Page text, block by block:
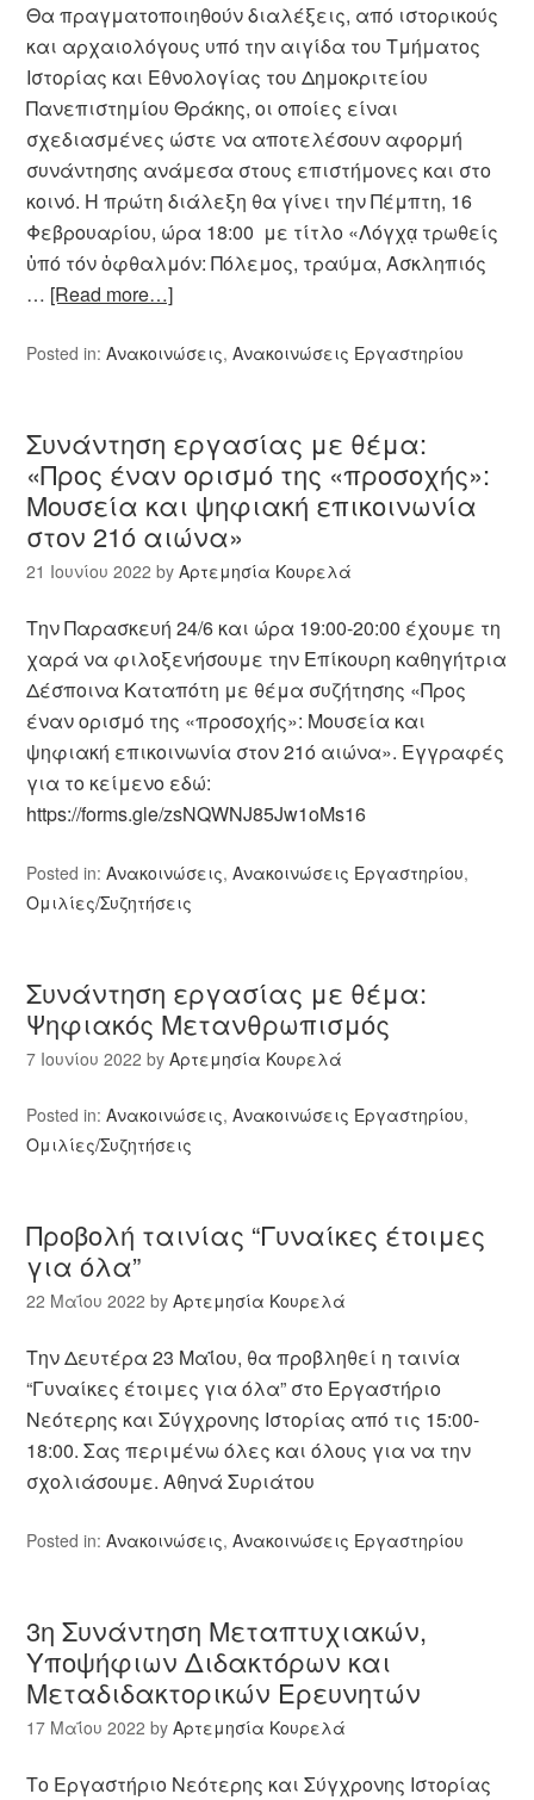
Θα πραγματοποιηθούν διαλέξεις, από ιστορικούς
και αρχαιολόγους υπό την αιγίδα του Τμήματος
Ιστορίας και Εθνολογίας του Δημοκριτείου
Πανεπιστημίου Θράκης, οι οποίες είναι
σχεδιασμένες ώστε να αποτελέσουν αφορμή
συνάντησης ανάμεσα στους επιστήμονες και στο
κοινό. Η πρώτη διάλεξη θα γίνει την Πέμπτη, 16
Φεβρουαρίου, ώρα 18:00 με τίτλο «Λόγχᾳ τρωθείς
ὑπό τόν ὀφθαλμόν: Πόλεμος, τραύμα, Ασκληπιός
… [Read more…]
Posted in:Ανακοινώσεις,Ανακοινώσεις Εργαστηρίου
Συνάντηση εργασίας με θέμα:
«Προς έναν ορισμό της «προσοχής»:
Μουσεία και ψηφιακή επικοινωνία
στον 21ό αιώνα»
21 Ιουνίου 2022 byΑρτεμησία Κουρελά
Την Παρασκευή 24/6 και ώρα 19:00-20:00 έχουμε τη
χαρά να φιλοξενήσουμε την Επίκουρη καθηγήτρια
Δέσποινα Καταπότη με θέμα συζήτησης «Προς
έναν ορισμό της «προσοχής»: Μουσεία και
ψηφιακή επικοινωνία στον 21ό αιώνα». Εγγραφές
για το κείμενο εδώ:
https://forms.gle/zsNQWNJ85Jw1oMs16
Posted in:Ανακοινώσεις,Ανακοινώσεις Εργαστηρίου,
Ομιλίες/Συζητήσεις
Συνάντηση εργασίας με θέμα:
Ψηφιακός Μετανθρωπισμός
7 Ιουνίου 2022 byΑρτεμησία Κουρελά
Posted in:Ανακοινώσεις,Ανακοινώσεις Εργαστηρίου,
Ομιλίες/Συζητήσεις
Προβολή ταινίας “Γυναίκες έτοιμες
για όλα”
22 Μαΐου 2022 byΑρτεμησία Κουρελά
Την Δευτέρα 23 Μαΐου, θα προβληθεί η ταινία
“Γυναίκες έτοιμες για όλα” στο Εργαστήριο
Νεότερης και Σύγχρονης Ιστορίας από τις 15:00-
18:00. Σας περιμένω όλες και όλους για να την
σχολιάσουμε. Αθηνά Συριάτου
Posted in:Ανακοινώσεις,Ανακοινώσεις Εργαστηρίου
3η Συνάντηση Μεταπτυχιακών,
Υποψήφιων Διδακτόρων και
Μεταδιδακτορικών Ερευνητών
17 Μαΐου 2022 byΑρτεμησία Κουρελά
Το Εργαστήριο Νεότερης και Σύγχρονης Ιστορίας